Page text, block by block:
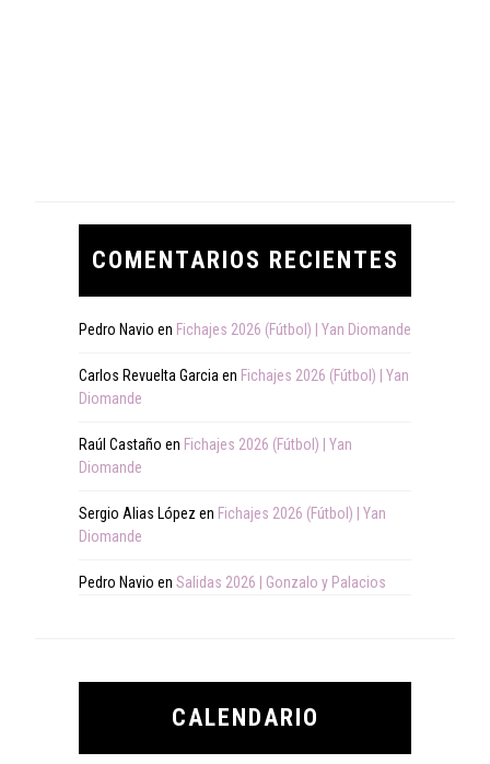
COMENTARIOS RECIENTES
Pedro Navio en Fichajes 2026 (Fútbol) | Yan Diomande
Carlos Revuelta Garcia en Fichajes 2026 (Fútbol) | Yan
Diomande
Raúl Castaño en Fichajes 2026 (Fútbol) | Yan
Diomande
Sergio Alias López en Fichajes 2026 (Fútbol) | Yan
Diomande
Pedro Navio en Salidas 2026 | Gonzalo y Palacios
CALENDARIO